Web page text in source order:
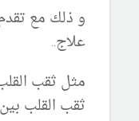
و ذلك مع
علاج..
مثل ثقب
ثقب القلب